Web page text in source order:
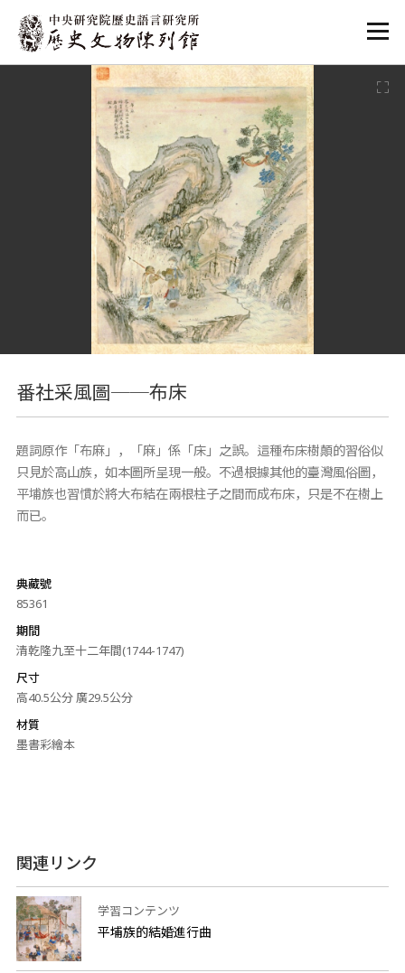
:::
番社采風圖──布床
題詞原作「布麻」，「麻」係「床」之誤。這種布床樹顛的習俗似
只見於高山族，如本圖所呈現一般。不過根據其他的臺灣風俗圖，
平埔族也習慣於將大布結在兩根柱子之間而成布床，只是不在樹上
而已。
典藏號
85361
期間
清乾隆九至十二年間(1744-1747)
尺寸
高40.5公分 廣29.5公分
材質
墨書彩繪本
関連リンク
学習コンテンツ
平埔族的結婚進行曲